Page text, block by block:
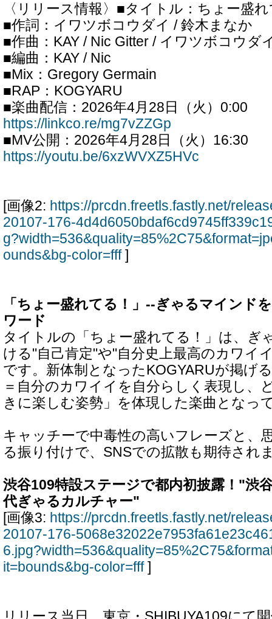
〈リリース情報〉■タイトル：ちょー盛
■作詞：イワツボコウダイ / 鈴木まなか
■作曲：KAY / Nic Gitter / イワツボコウダ
■編曲：KAY / Nic
■Mix：Gregory Germain
■RAP：KOGYARU
■楽曲配信：2026年4月28日（火）0:00
https://linkco.re/mg7vZZGp
■MV公開：2026年4月28日（火）16:30
https://youtu.be/6xzWVXZ5HVc
[画像2: https://prcdn.freetls.fastly.net/
20107-176-
ounds&bg-color=fff]
「ちょー盛れてる！」--ぎゃるマインド
ワード
タイトルの「ちょー盛れてる！」は、ぎ
ける"自己肯定"や"自分史上最高のカワイ
です。新体制となったKOGYARUが掲げ
＝自分のカワイイを自分らしく表現し、
きに楽しむ姿勢」を体現した楽曲となっ
キャッチーで中毒性の高いフレーズと、
る振り付けで、SNSでの拡散も期待され
渋谷109特設ステージで都内初披露！"渋
代ぎゃるカルチャー"
[画像3: https://prcdn.freetls.fastly.net/
20107-176-
it=bounds&bg-color=fff]